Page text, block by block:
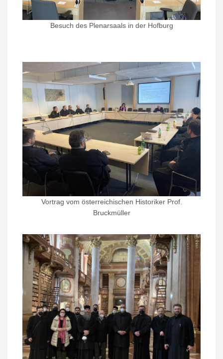
Besuch des Plenarsaals in der Hofburg
Vortrag vom österreichischen Historiker Prof.
Bruckmüller